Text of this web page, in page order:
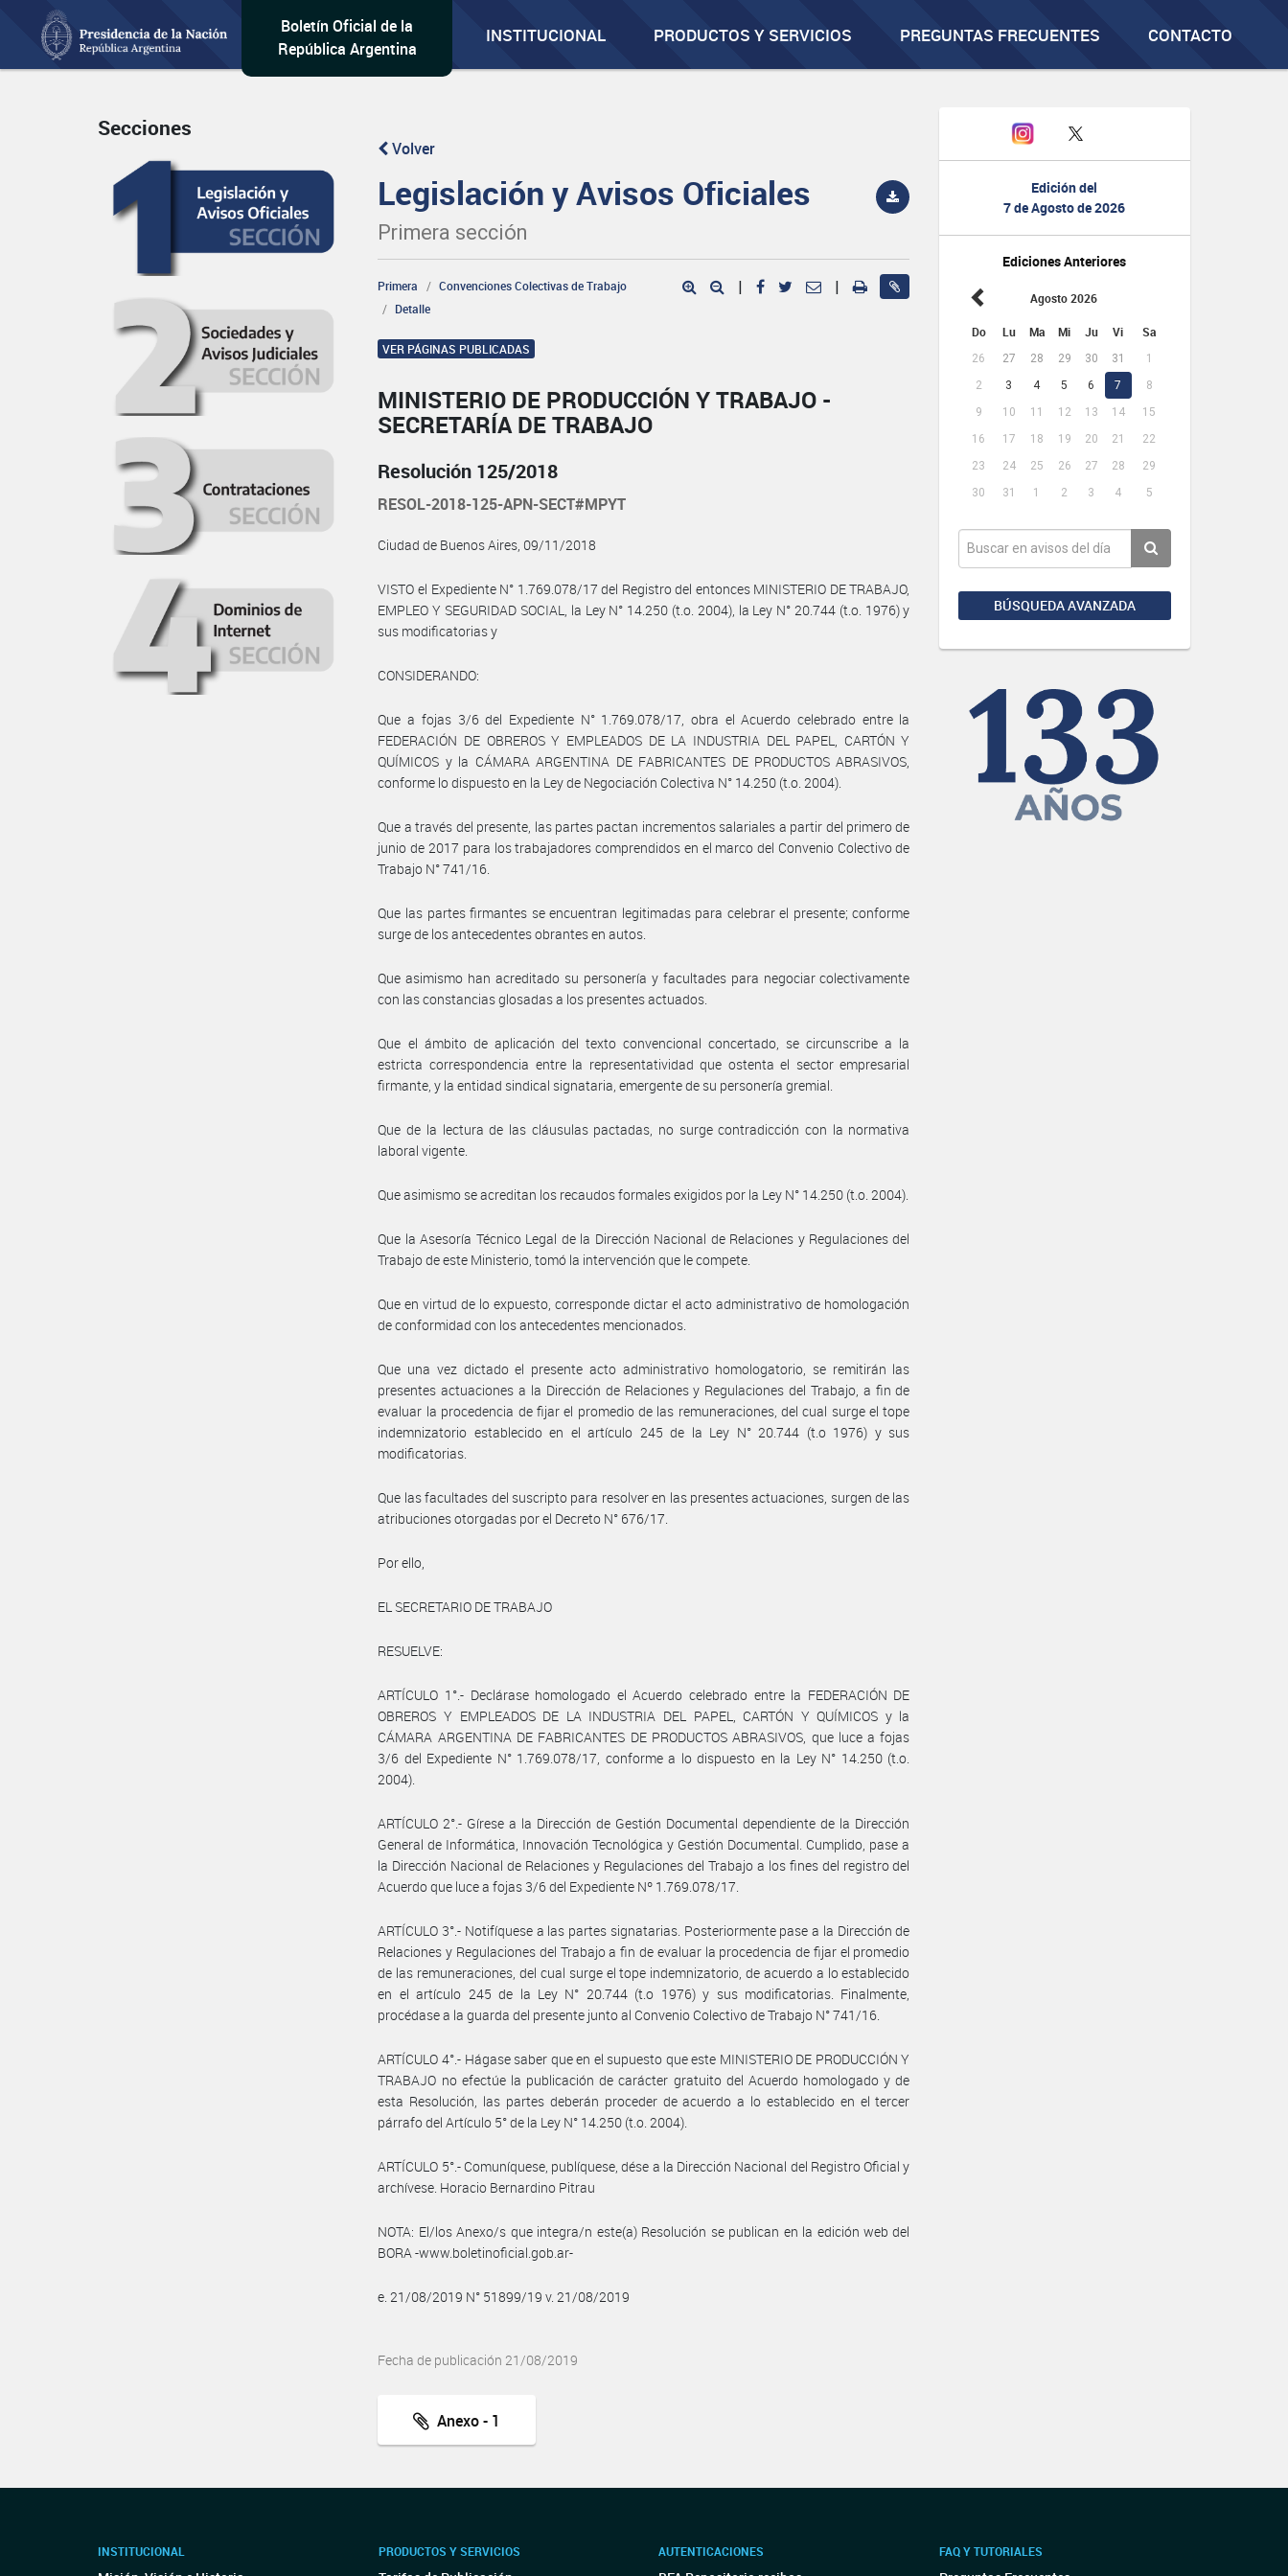
Boletín Oficial de la
República Argentina
INSTITUCIONAL PRODUCTOS Y SERVICIOS PREGUNTAS FRECUENTES CONTACTO
Edición del
7 de Agosto de 2026
Ediciones Anteriores
Agosto 2026
Do Lu Ma Mi Ju Vi Sa
26 27 28 29 30 31
1
2
3 4 5 6 7
8
9
10 11 12 13 14
15
16
17 18 19 20 21
22
23
24 25 26 27 28
29
30
31 1 2 3 4 5
BÚSQUEDA AVANZADA
Secciones
Volver
Legislación y Avisos Oficiales
Primera sección
Primera
Convenciones Colectivas de Trabajo
Detalle
| |
VER PÁGINAS PUBLICADAS
MINISTERIO DE PRODUCCIÓN Y TRABAJO -
SECRETARÍA DE TRABAJO
Resolución 125/2018
RESOL-2018-125-APN-SECT#MPYT
Ciudad de Buenos Aires, 09/11/2018
VISTO el Expediente N° 1.769.078/17 del Registro del entonces MINISTERIO DE TRABAJO,
EMPLEO Y SEGURIDAD SOCIAL, la Ley N° 14.250 (t.o. 2004), la Ley N° 20.744 (t.o. 1976) y
sus modificatorias y
CONSIDERANDO:
Que a fojas 3/6 del Expediente N° 1.769.078/17, obra el Acuerdo celebrado entre la
FEDERACIÓN DE OBREROS Y EMPLEADOS DE LA INDUSTRIA DEL PAPEL, CARTÓN Y
QUÍMICOS y la CÁMARA ARGENTINA DE FABRICANTES DE PRODUCTOS ABRASIVOS,
conforme lo dispuesto en la Ley de Negociación Colectiva N° 14.250 (t.o. 2004).
Que a través del presente, las partes pactan incrementos salariales a partir del primero de
junio de 2017 para los trabajadores comprendidos en el marco del Convenio Colectivo de
Trabajo N° 741/16.
Que las partes firmantes se encuentran legitimadas para celebrar el presente; conforme
surge de los antecedentes obrantes en autos.
Que asimismo han acreditado su personería y facultades para negociar colectivamente
con las constancias glosadas a los presentes actuados.
Que el ámbito de aplicación del texto convencional concertado, se circunscribe a la
estricta correspondencia entre la representatividad que ostenta el sector empresarial
firmante, y la entidad sindical signataria, emergente de su personería gremial.
Que de la lectura de las cláusulas pactadas, no surge contradicción con la normativa
laboral vigente.
Que asimismo se acreditan los recaudos formales exigidos por la Ley N° 14.250 (t.o. 2004).
Que la Asesoría Técnico Legal de la Dirección Nacional de Relaciones y Regulaciones del
Trabajo de este Ministerio, tomó la intervención que le compete.
Que en virtud de lo expuesto, corresponde dictar el acto administrativo de homologación
de conformidad con los antecedentes mencionados.
Que una vez dictado el presente acto administrativo homologatorio, se remitirán las
presentes actuaciones a la Dirección de Relaciones y Regulaciones del Trabajo, a fin de
evaluar la procedencia de fijar el promedio de las remuneraciones, del cual surge el tope
indemnizatorio establecido en el artículo 245 de la Ley N° 20.744 (t.o 1976) y sus
modificatorias.
Que las facultades del suscripto para resolver en las presentes actuaciones, surgen de las
atribuciones otorgadas por el Decreto N° 676/17.
Por ello,
EL SECRETARIO DE TRABAJO
RESUELVE:
ARTÍCULO 1°.- Declárase homologado el Acuerdo celebrado entre la FEDERACIÓN DE
OBREROS Y EMPLEADOS DE LA INDUSTRIA DEL PAPEL, CARTÓN Y QUÍMICOS y la
CÁMARA ARGENTINA DE FABRICANTES DE PRODUCTOS ABRASIVOS, que luce a fojas
3/6 del Expediente N° 1.769.078/17, conforme a lo dispuesto en la Ley N° 14.250 (t.o.
2004).
ARTÍCULO 2°.- Gírese a la Dirección de Gestión Documental dependiente de la Dirección
General de Informática, Innovación Tecnológica y Gestión Documental. Cumplido, pase a
la Dirección Nacional de Relaciones y Regulaciones del Trabajo a los fines del registro del
Acuerdo que luce a fojas 3/6 del Expediente Nº 1.769.078/17.
ARTÍCULO 3°.- Notifíquese a las partes signatarias. Posteriormente pase a la Dirección de
Relaciones y Regulaciones del Trabajo a fin de evaluar la procedencia de fijar el promedio
de las remuneraciones, del cual surge el tope indemnizatorio, de acuerdo a lo establecido
en el artículo 245 de la Ley N° 20.744 (t.o 1976) y sus modificatorias. Finalmente,
procédase a la guarda del presente junto al Convenio Colectivo de Trabajo N° 741/16.
ARTÍCULO 4°.- Hágase saber que en el supuesto que este MINISTERIO DE PRODUCCIÓN Y
TRABAJO no efectúe la publicación de carácter gratuito del Acuerdo homologado y de
esta Resolución, las partes deberán proceder de acuerdo a lo establecido en el tercer
párrafo del Artículo 5° de la Ley N° 14.250 (t.o. 2004).
ARTÍCULO 5°.- Comuníquese, publíquese, dése a la Dirección Nacional del Registro Oficial y
archívese. Horacio Bernardino Pitrau
NOTA: El/los Anexo/s que integra/n este(a) Resolución se publican en la edición web del
BORA -www.boletinoficial.gob.ar-
e. 21/08/2019 N° 51899/19 v. 21/08/2019
Fecha de publicación 21/08/2019
Anexo - 1
INSTITUCIONAL PRODUCTOS Y SERVICIOS AUTENTICACIONES FAQ Y TUTORIALES